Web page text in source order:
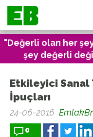
"Değerli olan her
şey değerli
Etkileyici Sanal
İpuçları
24-06-2016
0